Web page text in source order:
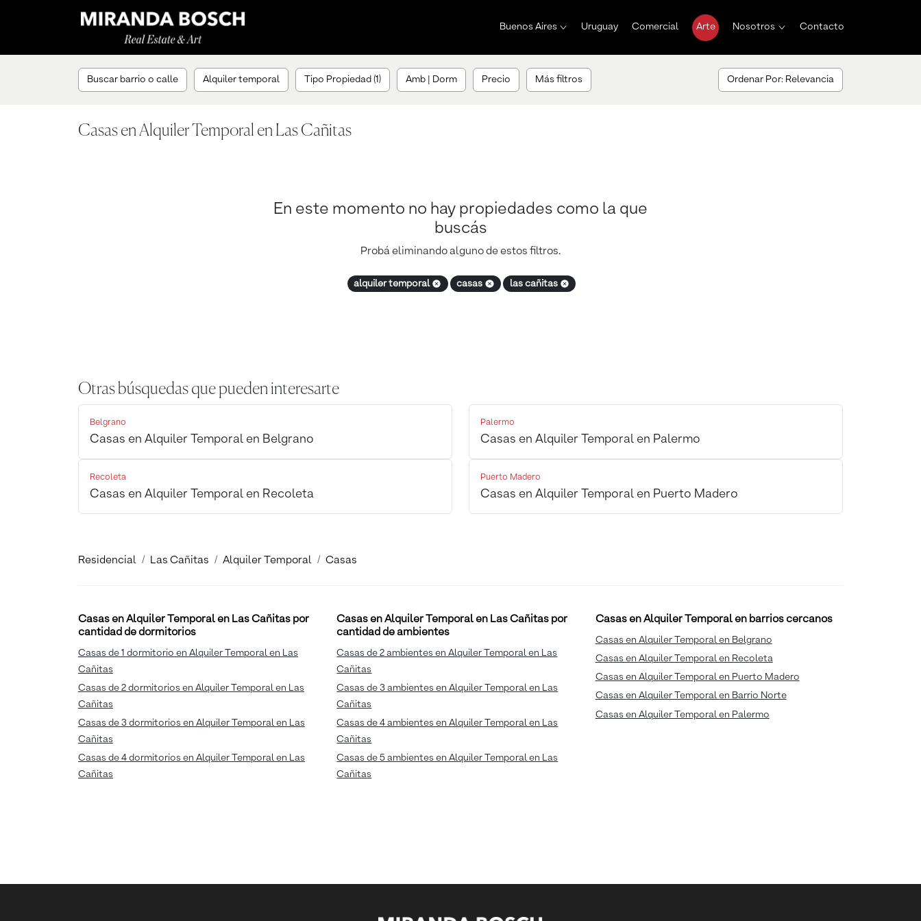
Buenos Aires Uruguay Comercial Arte Nosotros Contacto
Buscar barrio o calle Alquiler temporal Tipo Propiedad (1) Amb | Dorm Precio Más filtros Ordenar Por: Relevancia
Casas en Alquiler Temporal en Las Cañitas
En este momento no hay propiedades como la que
buscás
Probá eliminando alguno de estos filtros.
alquiler temporal casas las cañitas
Otras búsquedas que pueden interesarte
Belgrano
Casas en Alquiler Temporal en Belgrano
Palermo
Casas en Alquiler Temporal en Palermo
Recoleta
Casas en Alquiler Temporal en Recoleta
Puerto Madero
Casas en Alquiler Temporal en Puerto Madero
Residencial Las Cañitas Alquiler Temporal Casas
Casas en Alquiler Temporal en Las Cañitas por
cantidad de dormitorios
Casas de 1 dormitorio en Alquiler Temporal en Las
Cañitas
Casas de 2 dormitorios en Alquiler Temporal en Las
Cañitas
Casas de 3 dormitorios en Alquiler Temporal en Las
Cañitas
Casas de 4 dormitorios en Alquiler Temporal en Las
Cañitas
Casas en Alquiler Temporal en Las Cañitas por
cantidad de ambientes
Casas de 2 ambientes en Alquiler Temporal en Las
Cañitas
Casas de 3 ambientes en Alquiler Temporal en Las
Cañitas
Casas de 4 ambientes en Alquiler Temporal en Las
Cañitas
Casas de 5 ambientes en Alquiler Temporal en Las
Cañitas
Casas en Alquiler Temporal en barrios cercanos
Casas en Alquiler Temporal en Belgrano
Casas en Alquiler Temporal en Recoleta
Casas en Alquiler Temporal en Puerto Madero
Casas en Alquiler Temporal en Barrio Norte
Casas en Alquiler Temporal en Palermo